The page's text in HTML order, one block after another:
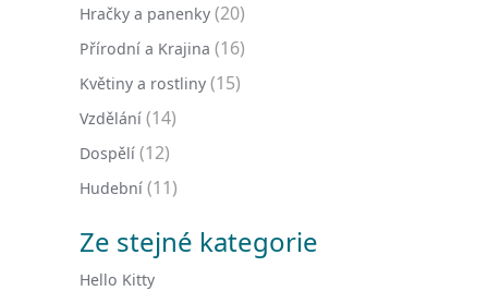
Hračky a panenky (20)
Přírodní a Krajina (16)
Květiny a rostliny (15)
Vzdělání (14)
Dospělí (12)
Hudební (11)
Ze stejné kategorie
Hello Kitty